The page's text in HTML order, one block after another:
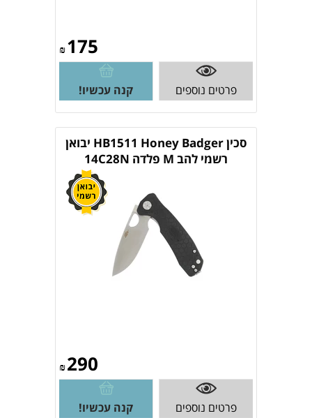
₪175
פרטים נוספים קנה עכשיו!
סכין HB1511 Honey Badger יבואן
רשמי להב M פלדה 14C28N
₪290
פרטים נוספים קנה עכשיו!